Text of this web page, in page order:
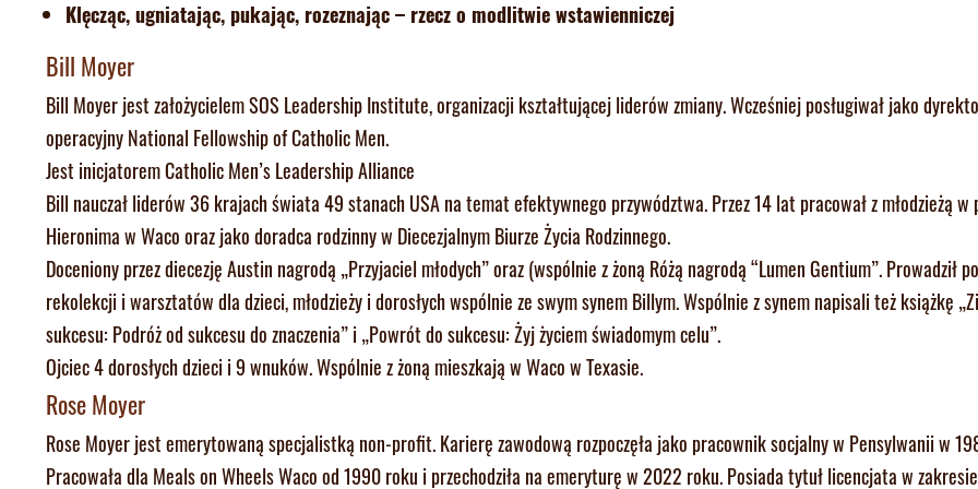
Klęcząc, ugniatając, pukając, rozeznając – rzecz o modlitwie wstawienniczej
Bill Moyer
Bill Moyer jest założycielem SOS Leadership Institute, organizacji kształtującej liderów zmiany. Wcześniej posługiwał jako
operacyjny National Fellowship of Catholic Men.
Jest inicjatorem Catholic Men’s Leadership Alliance
Bill nauczał liderów 36 krajach świata 49 stanach USA na temat efektywnego przywództwa. Przez 14 lat pracował z młodzieżą w
Hieronima w Waco oraz jako doradca rodzinny w Diecezjalnym Biurze Życia Rodzinnego.
Doceniony przez diecezję Austin nagrodą „Przyjaciel młodych” oraz (wspólnie z żoną Różą nagrodą “Lumen Gentium”. Prowadził
rekolekcji i warsztatów dla dzieci, młodzieży i dorosłych wspólnie ze swym synem Billym. Wspólnie z synem napisali też książkę
sukcesu: Podróż od sukcesu do znaczenia” i „Powrót do sukcesu: Żyj życiem świadomym celu”.
Ojciec 4 dorosłych dzieci i 9 wnuków. Wspólnie z żoną mieszkają w Waco w Texasie.
Rose Moyer
Rose Moyer jest emerytowaną specjalistką non-profit. Karierę zawodową rozpoczęła jako pracownik socjalny w Pensylwanii w
Pracowała dla Meals on Wheels Waco od 1990 roku i przechodziła na emeryturę w 2022 roku. Posiada tytuł licencjata w